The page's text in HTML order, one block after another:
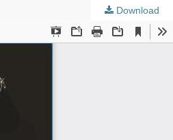
Download